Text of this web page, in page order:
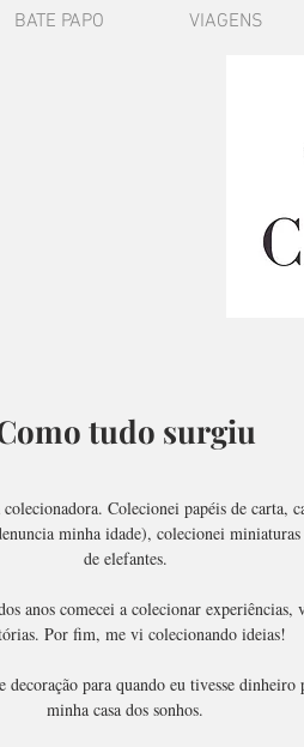
BATE PAPO VIAGENS
tudo surgiu
Colecionei papéis de carta,
minha idade), colecionei miniaturas
de elefantes.
anos comecei a colecionar experiências,
Por fim, me vi colecionando ideias!
decoração para quando eu tivesse dinheiro
minha casa dos sonhos.